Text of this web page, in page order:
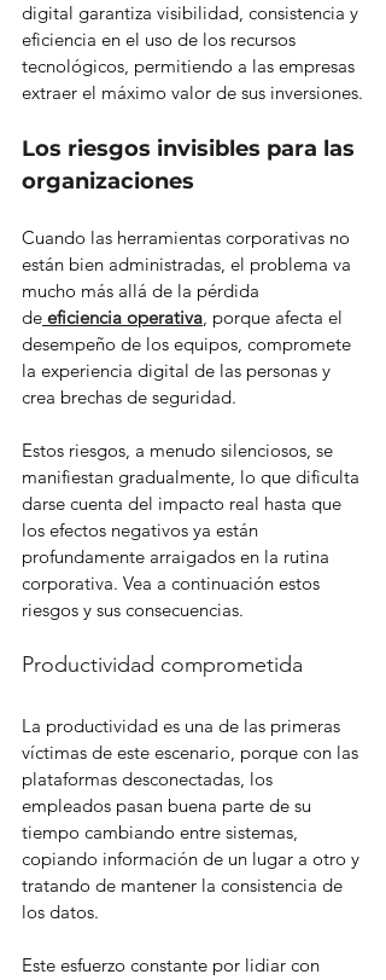
digital garantiza visibilidad, consistencia y
eficiencia en el uso de los recursos
tecnológicos, permitiendo a las empresas
extraer el máximo valor de sus inversiones.
Los riesgos invisibles para las
organizaciones
Cuando las herramientas corporativas no
están bien administradas, el problema va
mucho más allá de la pérdida
de eficiencia operativa, porque afecta el
desempeño de los equipos, compromete
la experiencia digital de las personas y
crea brechas de seguridad.
Estos riesgos, a menudo silenciosos, se
manifiestan gradualmente, lo que dificulta
darse cuenta del impacto real hasta que
los efectos negativos ya están
profundamente arraigados en la rutina
corporativa. Vea a continuación estos
riesgos y sus consecuencias.
Productividad comprometida
La productividad es una de las primeras
víctimas de este escenario, porque con las
plataformas desconectadas, los
empleados pasan buena parte de su
tiempo cambiando entre sistemas,
copiando información de un lugar a otro y
tratando de mantener la consistencia de
los datos.
Este esfuerzo constante por lidiar con